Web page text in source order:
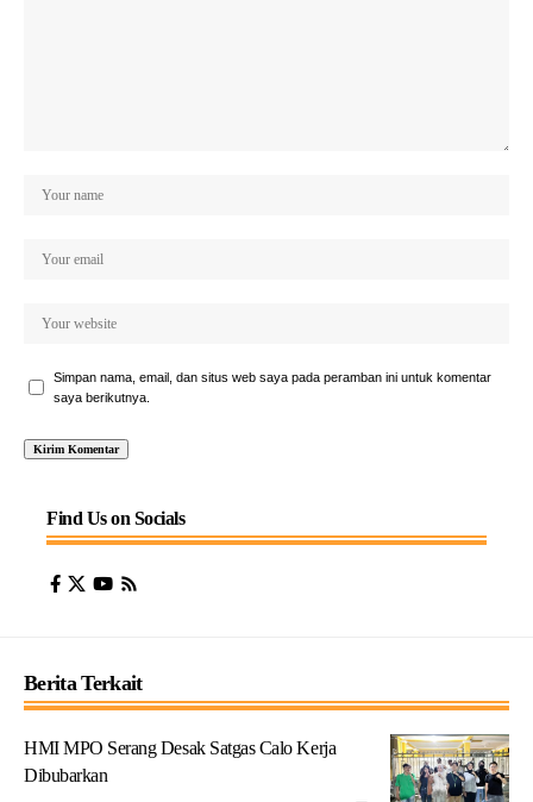
Simpan nama, email, dan situs web saya pada peramban ini untuk komentar
saya berikutnya.
Find Us on Socials
Berita Terkait
HMI MPO Serang Desak Satgas Calo Kerja
Dibubarkan